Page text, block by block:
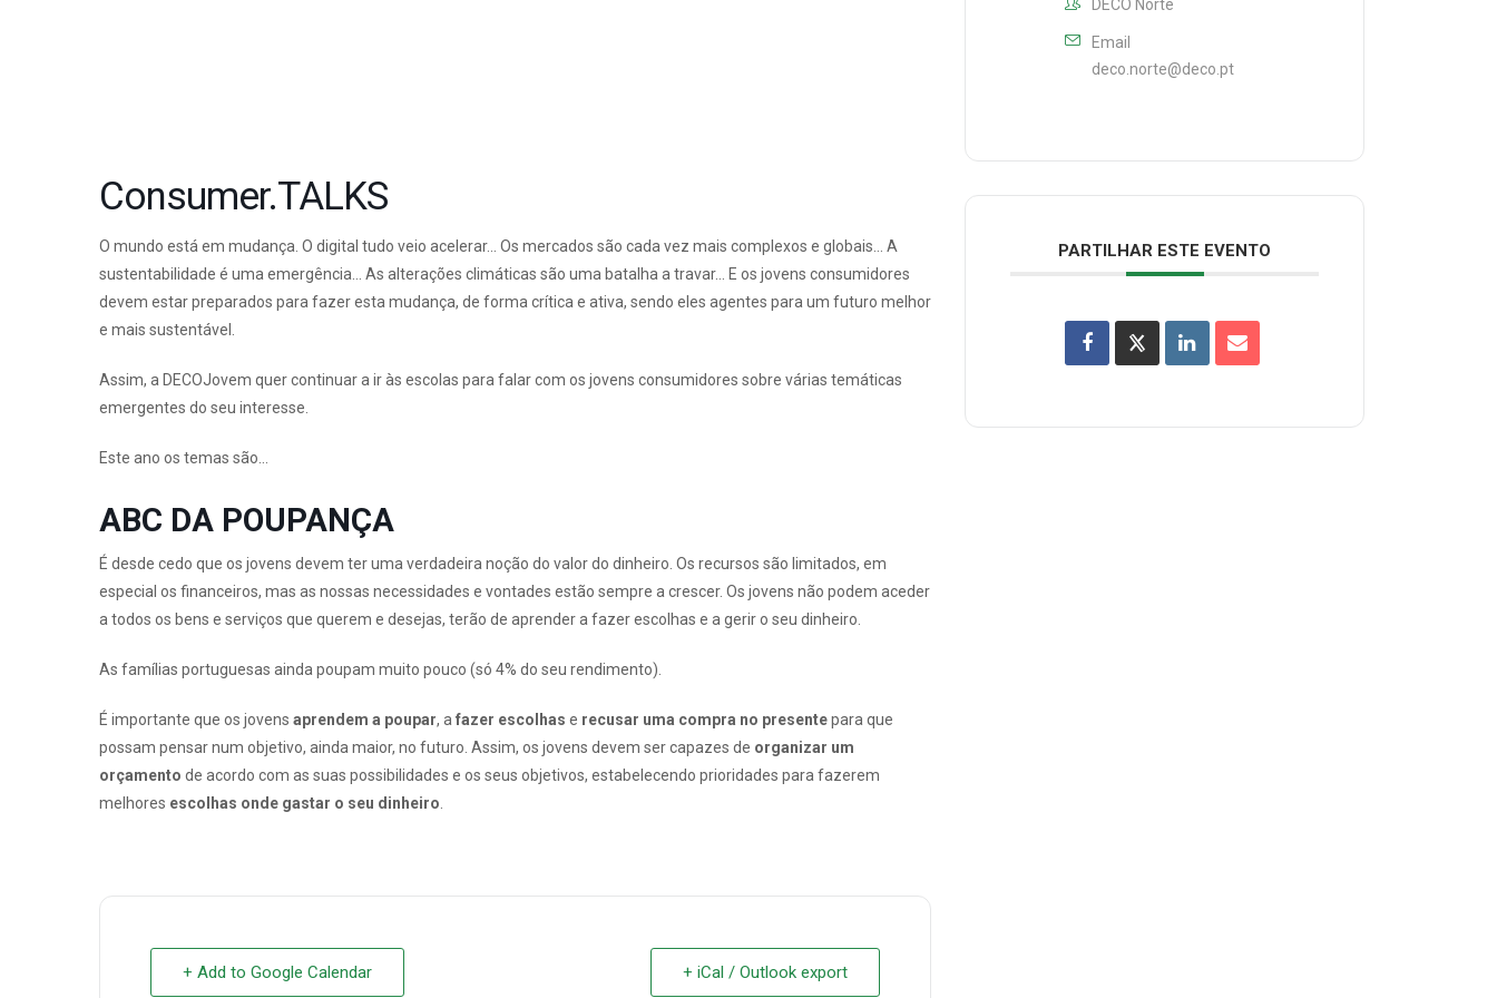
Consumer.TALKS
O mundo está em mudança. O digital tudo veio acelerar… Os mercados são cada vez mais complexos e globais… A
sustentabilidade é uma emergência… As alterações climáticas são uma batalha a travar… E os jovens consumidores
devem estar preparados para fazer esta mudança, de forma crítica e ativa, sendo eles agentes para um futuro melhor
e mais sustentável.
Assim, a DECOJovem quer continuar a ir às escolas para falar com os jovens consumidores sobre várias temáticas
emergentes do seu interesse.
Este ano os temas são…
ABC DA POUPANÇA
É desde cedo que os jovens devem ter uma verdadeira noção do valor do dinheiro. Os recursos são limitados, em
especial os financeiros, mas as nossas necessidades e vontades estão sempre a crescer. Os jovens não podem aceder
a todos os bens e serviços que querem e desejas, terão de aprender a fazer escolhas e a gerir o seu dinheiro.
As famílias portuguesas ainda poupam muito pouco (só 4% do seu rendimento).
É importante que os jovens aprendem a poupar, a fazer escolhas e recusar uma compra no presentepara que
possam pensar num objetivo, ainda maior, no futuro. Assim, os jovens devem ser capazes de organizar um
orçamento de acordo com as suas possibilidades e os seus objetivos, estabelecendo prioridades para fazerem
melhores escolhas onde gastar o seu dinheiro
+ Add to Google Calendar + iCal / Outlook export
DECO Norte
Email
deco.norte@deco.pt
PARTILHAR ESTE EVENTO